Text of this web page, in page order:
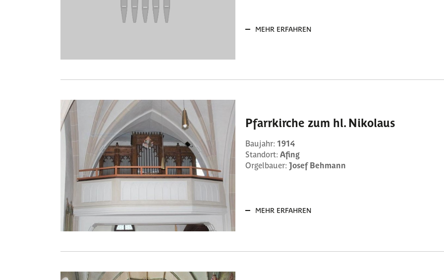
MEHR ERFAHREN
Pfarrkirche zum hl. Nikolaus
Baujahr:1914
Standort:Afing
Orgelbauer:Josef Behmann
MEHR ERFAHREN